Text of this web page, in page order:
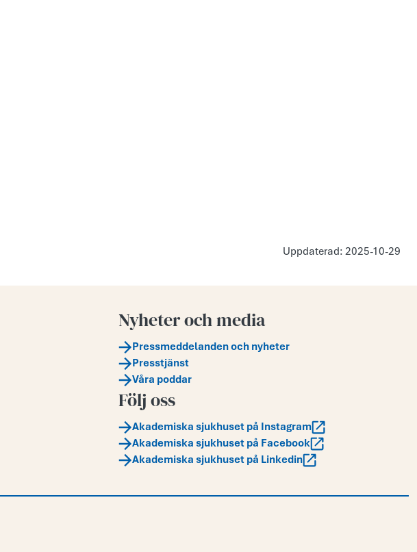
Uppdaterad: 2025-10-29
Nyheter och media
Pressmeddelanden och nyheter
Presstjänst
Våra poddar
Följ oss
Akademiska sjukhuset på Instagram
Akademiska sjukhuset på Facebook
Akademiska sjukhuset på Linkedin